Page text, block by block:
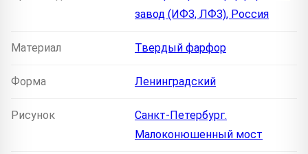
завод (ИФЗ, ЛФЗ), Россия
Материал Твердый фарфор
Форма Ленинградский
Рисунок
Санкт-Петербург.
Малоконюшенный мост